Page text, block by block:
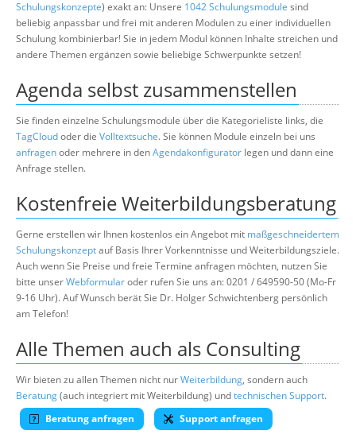
Schulungskonzepte) exakt an: Unsere 1042 Schulungsmodule sind
beliebig anpassbar und frei mit anderen Modulen zu einer individuellen
Schulung kombinierbar! Sie in jedem Modul können Inhalte streichen und
andere Themen ergänzen sowie beliebige Schwerpunkte setzen!
Agenda selbst zusammenstellen
Sie finden einzelne Schulungsmodule über die Kategorieliste links, die
TagCloudoder die Volltextsuche. Sie können Module einzeln bei uns
anfragenoder mehrere in denAgendakonfigurator legen und dann eine
Anfrage stellen.
Kostenfreie Weiterbildungsberatung
Gerne erstellen wir Ihnen kostenlos ein Angebot mit maßgeschneidertem
Schulungskonzeptauf Basis Ihrer Vorkenntnisse und Weiterbildungsziele.
Auch wenn Sie Preise und freie Termine anfragen möchten, nutzen Sie
bitte unserWebformularoder rufen Sie uns an: 0201 / 649590-50 (Mo-Fr
9-16 Uhr). Auf Wunsch berät Sie Dr. Holger Schwichtenberg persönlich
am Telefon!
Alle Themen auch als Consulting
Wir bieten zu allen Themen nicht nurWeiterbildung, sondern auch
Beratung(auch integriert mit Weiterbildung) undtechnischen Support.
Beratung anfragen
Support anfragen